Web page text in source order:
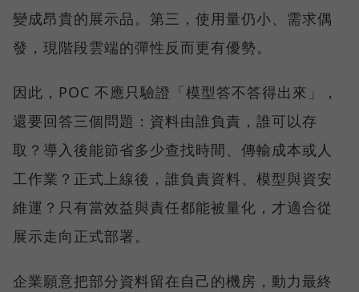
變成昂貴的展示品。第三，使用量仍小、需求偶
發，現階段雲端的彈性反而更有優勢。
因此，POC 不應只驗證「模型答不答得出來」，
還要回答三個問題：資料由誰負責，誰可以存
取？導入後能節省多少查找時間、傳輸成本或人
工作業？正式上線後，誰負責資料、模型與資安
維運？只有當效益與責任都能被量化，才適合從
展示走向正式部署。
企業願意把部分資料留在自己的機房，動力最終